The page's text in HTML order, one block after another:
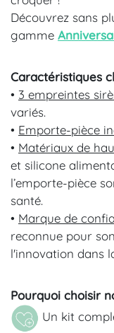
Découvrez sans
gamme
Caractéristiques
• 3 empreintes
variés.
• Emporte-pièce
• Matériaux de
et silicone
l’emporte-pièce
santé.
• Marque de
reconnue pour
l'innovation dans
Pourquoi choisir
Un kit